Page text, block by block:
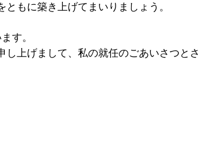
もに築き上げてまいりましょう。
す。
上げまして、私の就任のごあいさつとさ